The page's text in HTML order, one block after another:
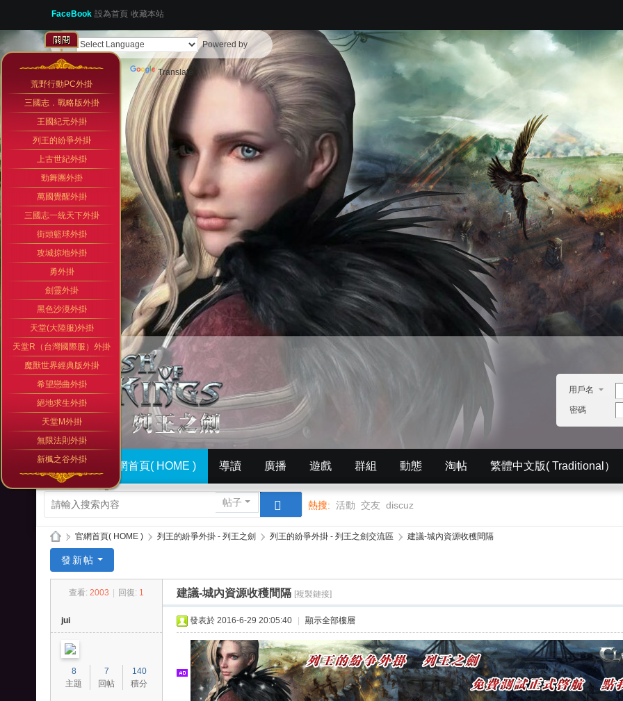
FaceBook 設為首頁 收藏本站
Powered by
Translate
用戶名
密碼
門戶 官網首頁( HOME ) 導讀 廣播 遊戲 群組 動態 淘帖 繁體中文版( Traditional）
簡體中文版（ Simplified） 相冊 英文版官網（English）
帖子 熱搜: 活動 交友 discuz
王
» 官網首頁( HOME ) › 列王的紛爭外掛 - 列王之劍 › 列王的紛爭外掛 - 列王之劍交流區 › 建議-城內資源收穫間隔
發新帖
查看: 2003 回復: 1 建議-城內資源收穫間隔 [複製鏈接]
jui
8
主題
7
回帖
140
積分
發表於 2016-6-29 20:05:40 顯示全部樓層
荒野行動PC外掛
三國志．戰略版外掛
王國紀元外掛
列王的紛爭外掛
上古世紀外掛
勁舞團外掛
萬國覺醒外掛
三國志一統天下外掛
街頭籃球外掛
攻城掠地外掛
勇外掛
劍靈外掛
黑色沙漠外掛
天堂(大陸服)外掛
天堂R（台灣國際服）外掛
魔獸世界經典版外掛
希望戀曲外掛
絕地求生外掛
天堂M外掛
無限法則外掛
新楓之谷外掛